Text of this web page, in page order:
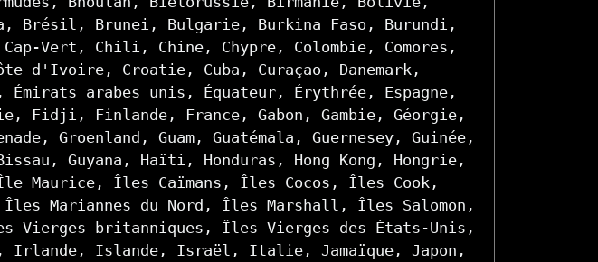
Brésil, Brunei, Bulgarie, Burkina Faso, Burundi,
Cap-Vert, Chili, Chine, Chypre, Colombie, Comores,
d'Ivoire, Croatie, Cuba, Curaçao, Danemark,
arabes unis, Équateur, Érythrée, Espagne,
Fidji, Finlande, France, Gabon, Gambie, Géorgie,
Groenland, Guam, Guatémala, Guernesey, Guinée,
Guyana, Haïti, Honduras, Hong Kong, Hongrie,
Maurice, Îles Caïmans, Îles Cocos, Îles Cook,
Mariannes du Nord, Îles Marshall, Îles Salomon,
Vierges britanniques, Îles Vierges des États-Unis,
Irlande, Islande, Israël, Italie, Jamaïque, Japon,